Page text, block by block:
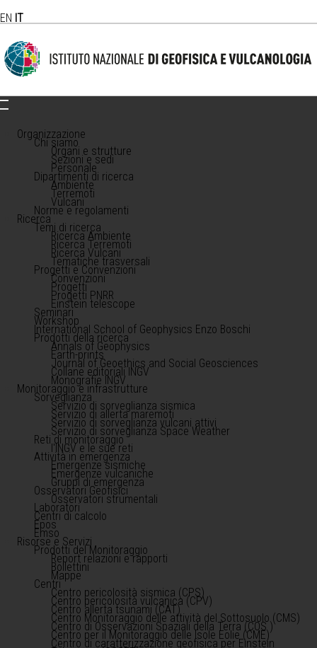
EN IT
Organizzazione
Chi siamo
Organi e strutture
Sezioni e sedi
Personale
Dipartimenti di ricerca
Ambiente
Terremoti
Vulcani
Norme e regolamenti
Ricerca
Temi di ricerca
Ricerca Ambiente
Ricerca Terremoti
Ricerca Vulcani
Tematiche trasversali
Progetti e Convenzioni
Convenzioni
Progetti
Progetti PNRR
Einstein telescope
Seminari
Workshop
International School of Geophysics Enzo Boschi
Prodotti della ricerca
Annals of Geophysics
Earth-prints
Journal of Geoethics and Social Geosciences
Collane editoriali INGV
Monografie INGV
Monitoraggio e infrastrutture
Sorveglianza
Servizio di sorveglianza sismica
Servizio di allerta maremoti
Servizio di sorveglianza vulcani attivi
Servizio di sorveglianza Space Weather
Reti di monitoraggio
l'INGV e le sue reti
Attività in emergenza
Emergenze sismiche
Emergenze vulcaniche
Gruppi di emergenza
Osservatori Geofisici
Osservatori strumentali
Laboratori
Centri di calcolo
Epos
Emso
Risorse e Servizi
Prodotti del Monitoraggio
Report relazioni e rapporti
Bollettini
Mappe
Centri
Centro pericolosità sismica (CPS)
Centro pericolosità vulcanica (CPV)
Centro allerta tsunami (CAT)
Centro Monitoraggio delle attività del Sottosuolo (CMS)
Centro di Osservazioni Spaziali della Terra (COS )
Centro per il Monitoraggio delle Isole Eolie (CME)
Centro di caratterizzazione geofisica per Einstein